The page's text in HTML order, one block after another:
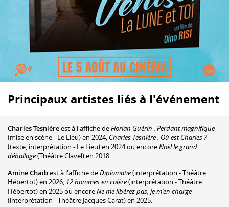
Principaux artistes liés à l'événement
Charles Tesnièreest à l'affiche deFlorian Guérin : Perdant magnifique
(mise en scène - Le Lieu) en 2024, Charles Tesnière : Où est Charles ?
(texte, interprétation - Le Lieu) en 2024 ou encoreNoël le grand
déballage(Théâtre Clavel) en 2018.
Amine Chaïbest à l'affiche deDiplomatie(interprétation - Théâtre
Hébertot) en 2026, 12 hommes en colère(interprétation - Théâtre
Hébertot) en 2025 ou encoreNe me libérez pas, je m’en charge
(interprétation - Théâtre Jacques Carat) en 2025.